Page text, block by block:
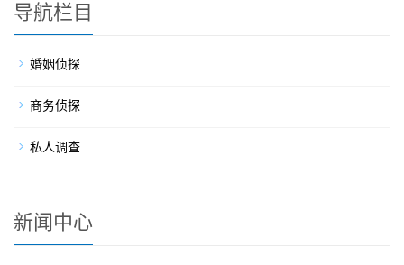
导航栏目
婚姻侦探
商务侦探
私人调查
新闻中心